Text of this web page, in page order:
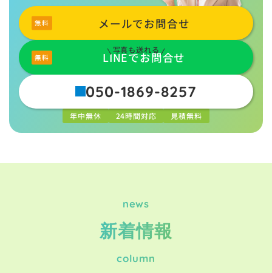
メールでお問合せ
写真も送れる
LINEでお問合せ
050-1869-8257
年中無休 24時間対応 見積無料
news
新着情報
column